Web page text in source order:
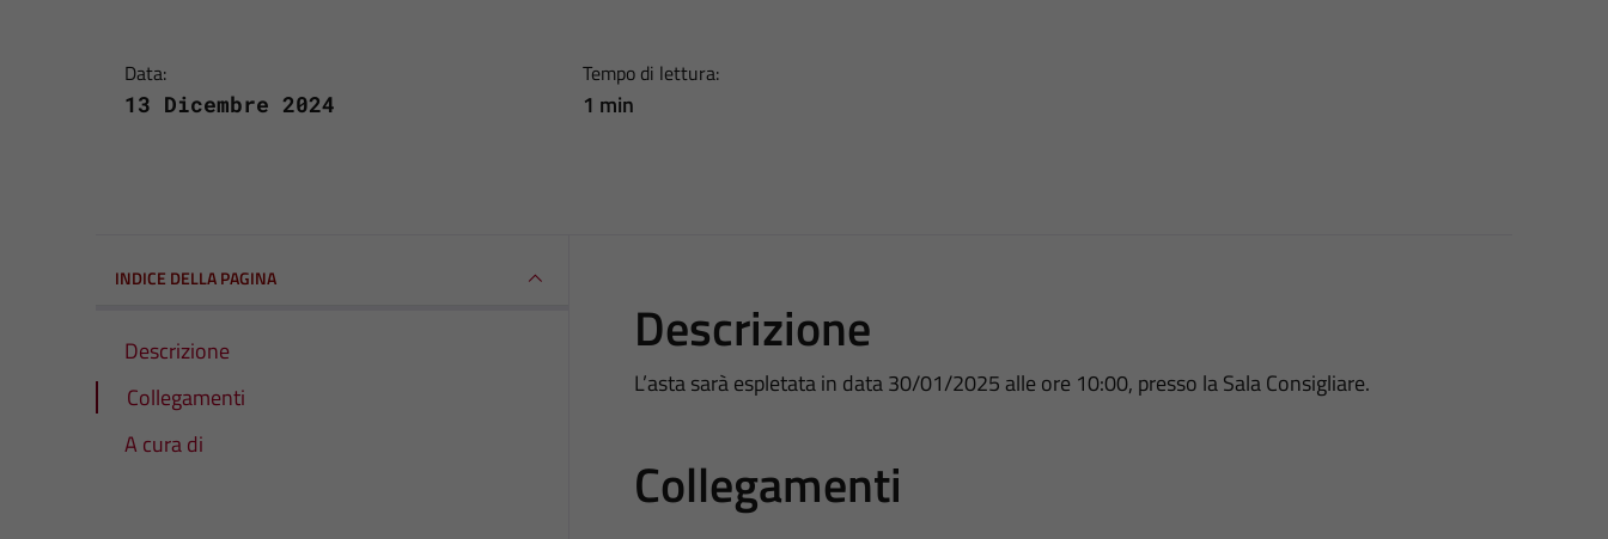
Data:
13 Dicembre 2024
Tempo di lettura:
1 min
INDICE DELLA PAGINA
Descrizione
Collegamenti
A cura di
Descrizione
L’asta sarà espletata in data 30/01/2025 alle ore 10:00, presso la Sala Consigliare.
Collegamenti